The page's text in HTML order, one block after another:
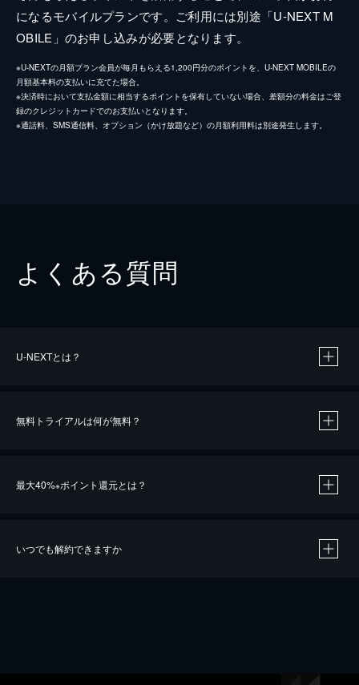
になるモバイルプランです。ご利用には別途「U-NEXT M
OBILE」のお申し込みが必要となります。
※U-NEXTの月額プラン会員が毎月もらえる1,200円分のポイントを、U-NEXT MOBILEの
月額基本料の支払いに充てた場合。
※決済時において支払金額に相当するポイントを保有していない場合、差額分の料金はご登
録のクレジットカードでのお支払いとなります。
※通話料、SMS通信料、オプション（かけ放題など）の月額利用料は別途発生します。
よくある質問
U-NEXTとは？
無料トライアルは何が無料？
最大40%※ポイント還元とは？
いつでも解約できますか